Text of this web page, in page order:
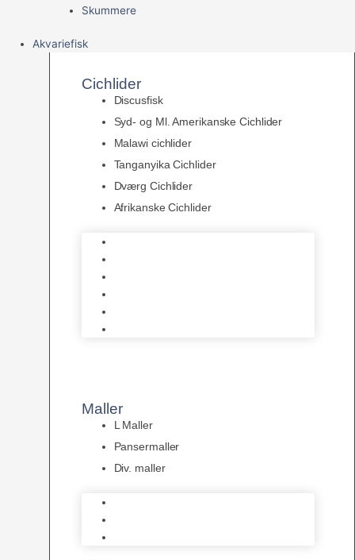
Skummere
Akvariefisk
Cichlider
Discusfisk
Syd- og Ml. Amerikanske Cichlider
Malawi cichlider
Tanganyika Cichlider
Dværg Cichlider
Afrikanske Cichlider
Maller
L Maller
Pansermaller
Div. maller